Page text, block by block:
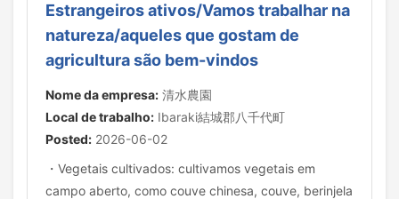
Estrangeiros ativos/Vamos trabalhar na
natureza/aqueles que gostam de
agricultura são bem-vindos
Nome da empresa: 清水農園
Local de trabalho: Ibaraki結城郡八千代町
Posted: 2026-06-02
・Vegetais cultivados: cultivamos vegetais em
campo aberto, como couve chinesa, couve, berinjela